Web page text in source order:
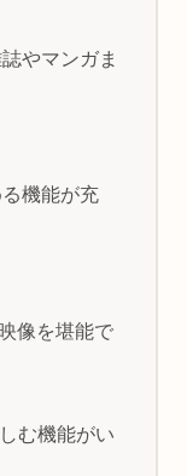
やマンガま
機能が充
像を堪能で
む機能がい